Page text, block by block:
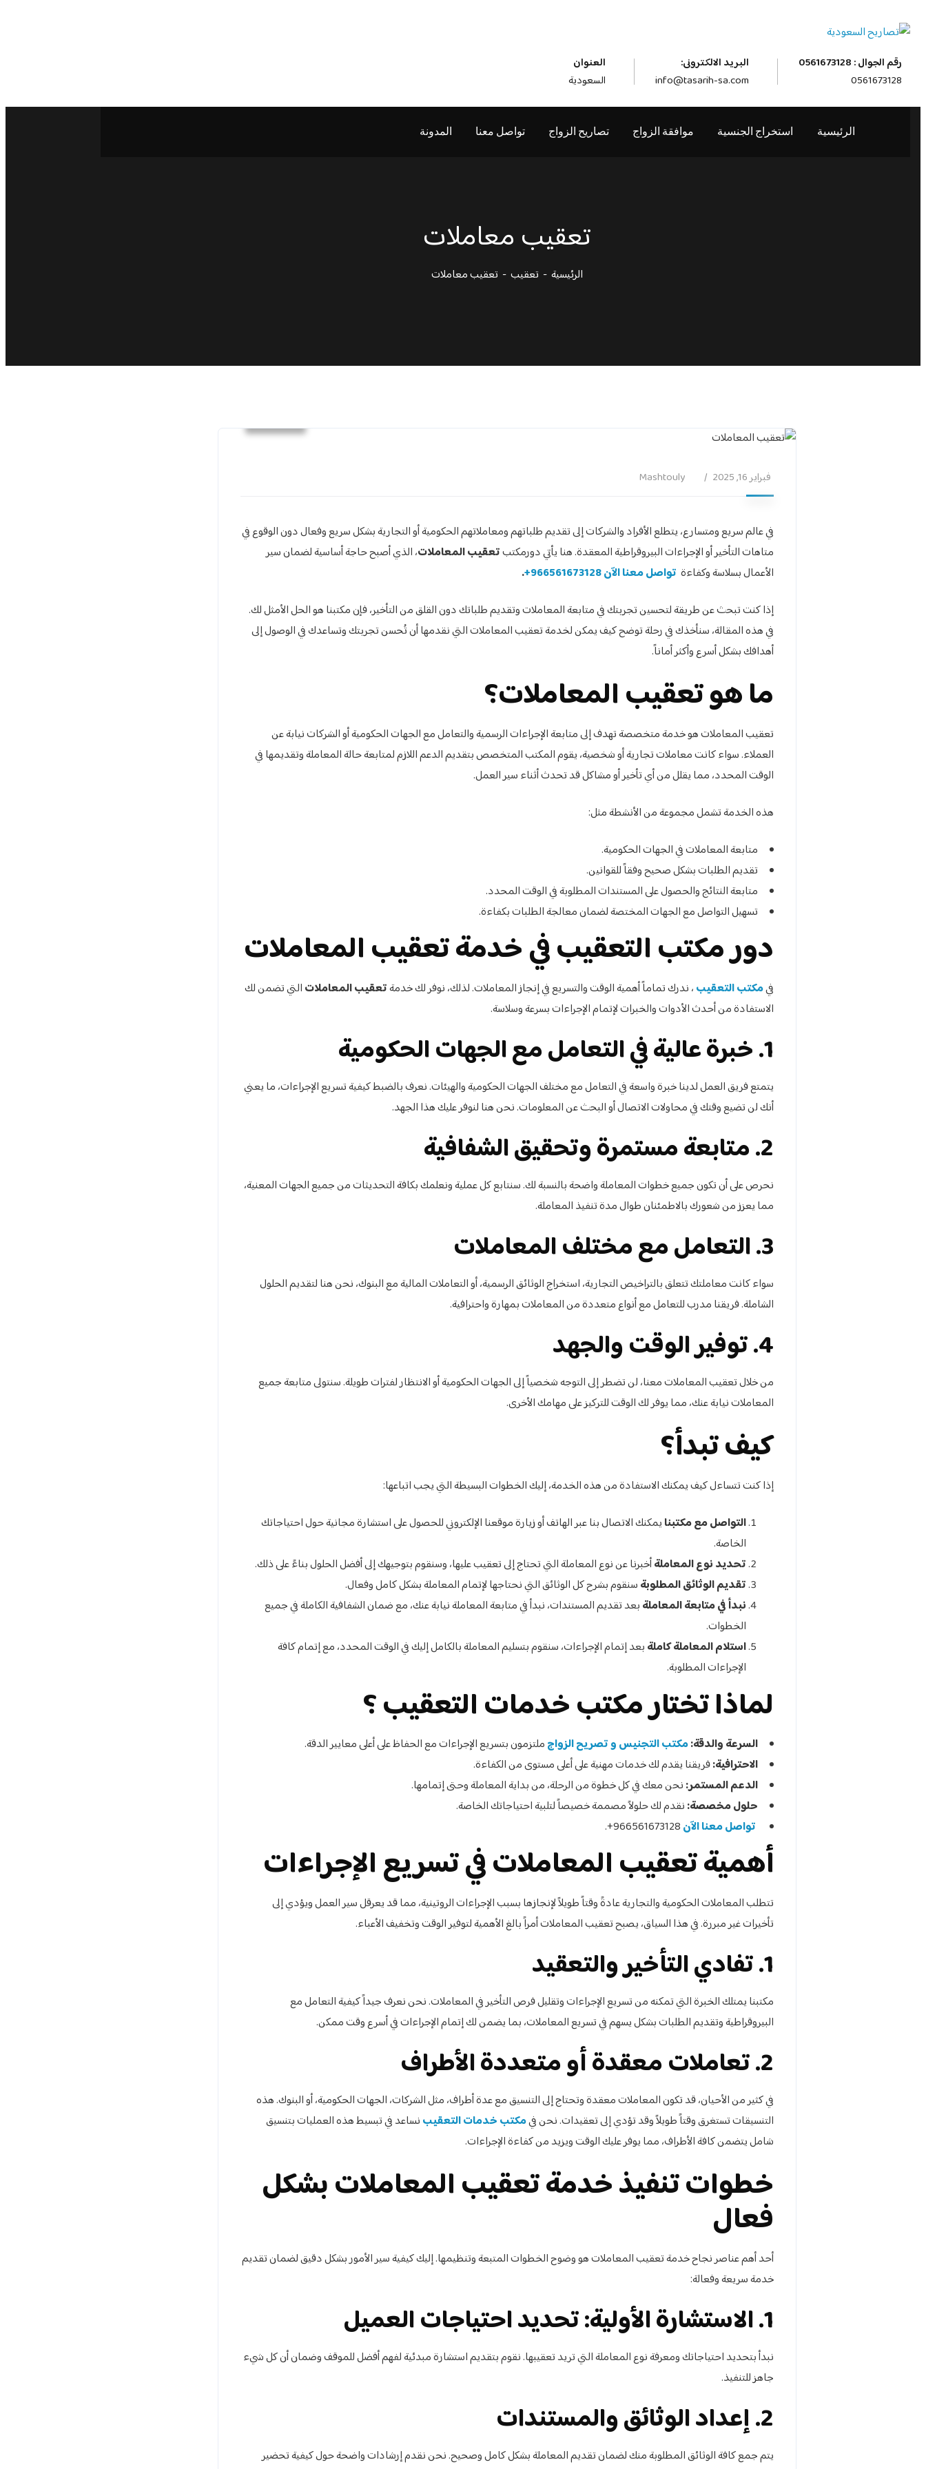
رقم الجوال : 0561673128
0561673128
البريد الالكترونى:
info@tasarih-sa.com
العنوان
السعودية
الرئيسية استخراج الجنسية موافقة الزواج تصاريح الزواج تواصل معنا المدونة
تعقيب معاملات
الرئيسية تعقيب تعقيب معاملات
فبراير 16, 2025 Mashtouly
في عالم سريع ومتسارع، يتطلع الأفراد والشركات إلى تقديم طلباتهم ومعاملاتهم الحكومية أو التجارية بشكل سريع وفعال دون الوقوع في
متاهات التأخير أو الإجراءات البيروقراطية المعقدة. هنا يأتي دورمكتبتعقيب المعاملات، الذي أصبح حاجة أساسية لضمان سير
الأعمال بسلاسة وكفاءة تواصل معنا الآن966561673128+
.
إذا كنت تبحث عن طريقة لتحسين تجربتك في متابعة المعاملات وتقديم طلباتك دون القلق من التأخير، فإن مكتبنا هو الحل الأمثل لك.
في هذه المقالة، سنأخذك في رحلة توضح كيف يمكن لخدمة تعقيب المعاملات التي نقدمها أن تُحسن تجربتك وتساعدك في الوصول إلى
أهدافك بشكل أسرع وأكثر أماناً.
ما هو تعقيب المعاملات؟
تعقيب المعاملات هو خدمة متخصصة تهدف إلى متابعة الإجراءات الرسمية والتعامل مع الجهات الحكومية أو الشركات نيابة عن
العملاء. سواء كانت معاملات تجارية أو شخصية، يقوم المكتب المتخصص بتقديم الدعم اللازم لمتابعة حالة المعاملة وتقديمها في
الوقت المحدد، مما يقلل من أي تأخير أو مشاكل قد تحدث أثناء سير العمل.
هذه الخدمة تشمل مجموعة من الأنشطة مثل:
متابعة المعاملات في الجهات الحكومية.
تقديم الطلبات بشكل صحيح وفقاً للقوانين.
متابعة النتائج والحصول على المستندات المطلوبة في الوقت المحدد.
تسهيل التواصل مع الجهات المختصة لضمان معالجة الطلبات بكفاءة.
دور مكتب التعقيب في خدمة تعقيب المعاملات
فيمكتب التعقيب، ندرك تماماً أهمية الوقت والتسريع في إنجاز المعاملات. لذلك، نوفر لك خدمةتعقيب المعاملاتالتي تضمن لك
الاستفادة من أحدث الأدوات والخبرات لإتمام الإجراءات بسرعة وسلاسة.
1. خبرة عالية في التعامل مع الجهات الحكومية
يتمتع فريق العمل لدينا خبرة واسعة في التعامل مع مختلف الجهات الحكومية والهيئات. نعرف بالضبط كيفية تسريع الإجراءات، ما يعني
أنك لن تضيع وقتك في محاولات الاتصال أو البحث عن المعلومات. نحن هنا لنوفر عليك هذا الجهد.
2. متابعة مستمرة وتحقيق الشفافية
نحرص على أن تكون جميع خطوات المعاملة واضحة بالنسبة لك. سنتابع كل عملية ونعلمك بكافة التحديثات من جميع الجهات المعنية،
مما يعزز من شعورك بالاطمئنان طوال مدة تنفيذ المعاملة.
3. التعامل مع مختلف المعاملات
سواء كانت معاملتك تتعلق بالتراخيص التجارية، استخراج الوثائق الرسمية، أو التعاملات المالية مع البنوك، نحن هنا لتقديم الحلول
الشاملة. فريقنا مدرب للتعامل مع أنواع متعددة من المعاملات بمهارة واحترافية.
4. توفير الوقت والجهد
من خلال تعقيب المعاملات معنا، لن تضطر إلى التوجه شخصياً إلى الجهات الحكومية أو الانتظار لفترات طويلة. سنتولى متابعة جميع
المعاملات نيابة عنك، مما يوفر لك الوقت للتركيز على مهامك الأخرى.
كيف تبدأ؟
إذا كنت تتساءل كيف يمكنك الاستفادة من هذه الخدمة، إليك الخطوات البسيطة التي يجب اتباعها:
التواصل مع مكتبنايمكنك الاتصال بنا عبر الهاتف أو زيارة موقعنا الإلكتروني للحصول على استشارة مجانية حول احتياجاتك
الخاصة.
تحديد نوع المعاملةأخبرنا عن نوع المعاملة التي تحتاج إلى تعقيب عليها، وسنقوم بتوجيهك إلى أفضل الحلول بناءً على ذلك.
تقديم الوثائق المطلوبةسنقوم بشرح كل الوثائق التي نحتاجها لإتمام المعاملة بشكل كامل وفعال.
نبدأ في متابعة المعاملةبعد تقديم المستندات، نبدأ في متابعة المعاملة نيابة عنك، مع ضمان الشفافية الكاملة في جميع
الخطوات.
استلام المعاملة كاملةبعد إتمام الإجراءات، سنقوم بتسليم المعاملة بالكامل إليك في الوقت المحدد، مع إتمام كافة
الإجراءات المطلوبة.
لماذا تختار مكتب خدمات التعقيب ؟
السرعة والدقة:مكتب التجنيس و تصريح الزواجملتزمون بتسريع الإجراءات مع الحفاظ على أعلى معايير الدقة.
الاحترافية:فريقنا يقدم لك خدمات مهنية على أعلى مستوى من الكفاءة.
الدعم المستمر:نحن معك في كل خطوة من الرحلة، من بداية المعاملة وحتى إتمامها.
حلول مخصصة:نقدم لك حلولاً مصممة خصيصاً لتلبية احتياجاتك الخاصة.
تواصل معنا الآن
أهمية تعقيب المعاملات في تسريع الإجراءات
تتطلب المعاملات الحكومية والتجارية عادةً وقتاً طويلاً لإنجازها بسبب الإجراءات الروتينية، مما قد يعرقل سير العمل ويؤدي إلى
تأخيرات غير مبررة. في هذا السياق، يصبح تعقيب المعاملات أمراً بالغ الأهمية لتوفير الوقت وتخفيف الأعباء.
1. تفادي التأخير والتعقيد
مكتبنا يمتلك الخبرة التي تمكنه من تسريع الإجراءات وتقليل فرص التأخير في المعاملات. نحن نعرف جيداً كيفية التعامل مع
البيروقراطية وتقديم الطلبات بشكل يسهم في تسريع المعاملات، بما يضمن لك إتمام الإجراءات في أسرع وقت ممكن.
2. تعاملات معقدة أو متعددة الأطراف
في كثير من الأحيان، قد تكون المعاملات معقدة وتحتاج إلى التنسيق مع عدة أطراف، مثل الشركات، الجهات الحكومية، أو البنوك. هذه
التنسيقات تستغرق وقتاً طويلاً وقد تؤدي إلى تعقيدات. نحن فيمكتب خدمات التعقيبنساعد في تبسيط هذه العمليات بتنسيق
شامل يتضمن كافة الأطراف، مما يوفر عليك الوقت ويزيد من كفاءة الإجراءات.
خطوات تنفيذ خدمة تعقيب المعاملات بشكل
فعال
أحد أهم عناصر نجاح خدمة تعقيب المعاملات هو وضوح الخطوات المتبعة وتنظيمها. إليك كيفية سير الأمور بشكل دقيق لضمان تقديم
خدمة سريعة وفعالة:
1. الاستشارة الأولية: تحديد احتياجات العميل
نبدأ بتحديد احتياجاتك ومعرفة نوع المعاملة التي تريد تعقيبها. نقوم بتقديم استشارة مبدئية لفهم أفضل للموقف وضمان أن كل شيء
جاهز للتنفيذ.
2. إعداد الوثائق والمستندات
يتم جمع كافة الوثائق المطلوبة منك لضمان تقديم المعاملة بشكل كامل وصحيح. نحن نقدم إرشادات واضحة حول كيفية تحضير